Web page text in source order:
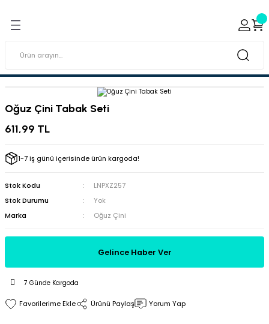
Porselen Boyaları (Toz
Boyaları
Tabaklar
Oğuz Çini Tabak Seti
611,99 TL
1-7 iş günü içerisinde ürün kargoda!
Stok Kodu
LNPXZ257
Stok Durumu
Yok
Marka
Oğuz Çini
Gelince Haber Ver
7 Günde Kargoda
Ürünü Paylaş Yorum Yap